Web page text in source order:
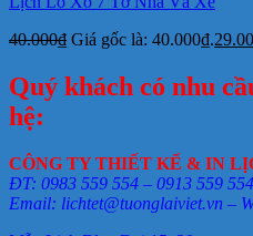
40.000₫ Giá gốc là: 40.000₫.
Quý khách có nhu
hệ:
CÔNG TY THIẾT KẾ & IN
ĐT: 0983 559 554 – 0913 559
Email: lichtet@tuonglaiviet.vn –